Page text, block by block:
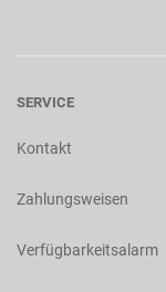
SERVICE
Kontakt
Zahlungsweisen
Verfügbarkeitsalarm